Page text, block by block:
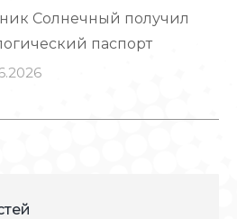
Солнечный получил
паспорт